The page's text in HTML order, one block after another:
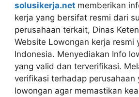
solusikerja.net memberikan
kerja yang bersifat resmi dari
perusahaan terkait, Dinas
Website Lowongan kerja resmi
Indonesia. Menyediakan Info
yang valid dan terverifikasi.
verifikasi terhadap perusahaan
lowongan agar memastikan